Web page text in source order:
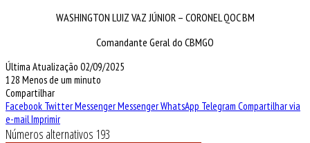
WASHINGTON LUIZ VAZ JÚNIOR – CORONEL QOC BM
Comandante Geral do CBMGO
Última Atualização 02/09/2025
128 Menos de um minuto
Compartilhar
Facebook TwitterMessengerMessengerWhatsApp Telegram Compartilhar via
e-mailImprimir
Números alternativos 193